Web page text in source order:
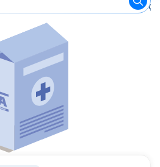
Remédios para Alergias e